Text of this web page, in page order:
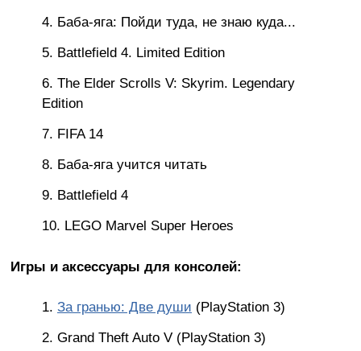
Баба-яга: Пойди туда, не знаю куда...
Battlefield 4. Limited Edition
The Elder Scrolls V: Skyrim. Legendary
Edition
FIFA 14
Баба-яга учится читать
Battlefield 4
LEGO Marvel Super Heroes
Игры и аксессуары для консолей:
За гранью: Две души (PlayStation 3)
Grand Theft Auto V (PlayStation 3)